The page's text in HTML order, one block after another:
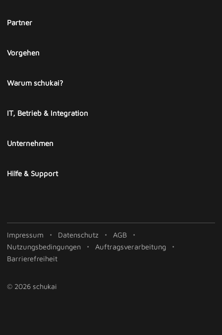
Partner
Vorgehen
Warum schukai?
IT, Betrieb & Integration
Unternehmen
Hilfe & Support
Impressum Datenschutz
AGB
Nutzungsbedingungen
Auftragsverarbeitung
Barrierefreiheit
© 2026 schukai